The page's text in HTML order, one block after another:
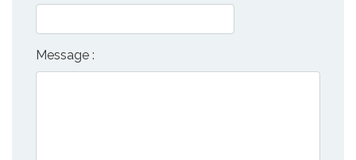
Message :